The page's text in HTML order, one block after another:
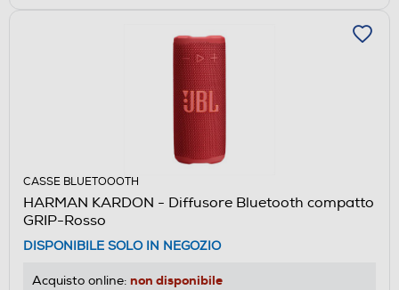
CASSE BLUETOOOTH
HARMAN KARDON - Diffusore Bluetooth compatto
GRIP-Rosso
DISPONIBILE SOLO IN NEGOZIO
Acquisto online: non disponibile